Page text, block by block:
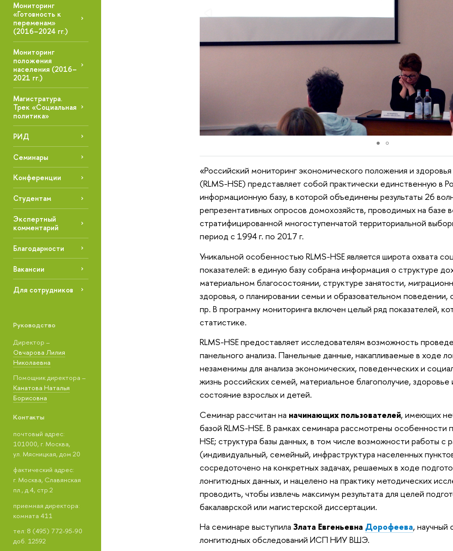
Мониторинг
«Готовность к
переменам»
(2016–2024 гг.)
Мониторинг
положения
населения (2016–
2021 гг.)
Магистратура.
Трек «Социальная
политика»
РИД
Семинары
Конференции
Студентам
Экспертный
комментарий
Благодарности
Вакансии
Для сотрудников
Руководство
Директор –
Овчарова Лилия
Николаевна
Помощник директора –
Канатова Наталья
Борисовна
Контакты
почтовый адрес:
101000, г. Москва,
ул. Мясницкая, дом 20
фактический адрес:
г. Москва, Славянская
пл., д.4, стр.2
приемная директора:
комната 411
тел: 8 (495) 772-95-90
доб. 12592
«Российский мониторинг экономического положения и
(RLMS-HSE) представляет собой практически единственную в
информационную базу, в которой объединены результаты 26
репрезентативных опросов домохозяйств, проводимых на базе
стратифицированной многоступенчатой территориальной
период с 1994 г. по 2017 г.
Уникальной особенностью RLMS-HSE является широта охвата
показателей: в единую базу собрана информация о структуре
материальном благосостоянии, структуре занятости,
здоровья, о планировании семьи и образовательном поведении,
пр. В программу мониторинга включен целый ряд показателей,
статистике.
RLMS-HSE предоставляет исследователям возможность
панельного анализа. Панельные данные, накапливаемые в ходе
незаменимы для анализа экономических, поведенческих и
жизнь российских семей, материальное благополучие, здоровье
состояние взрослых и детей.
Семинар рассчитан на начинающих пользователей, имеющих
базой RLMS-HSE. В рамках семинара рассмотрены особенности
HSE; структура базы данных, в том числе возможности работы с
(индивидуальный, семейный, инфраструктура населенных
сосредоточено на конкретных задачах, решаемых в ходе
лонгитюдных данных, и нацелено на практику методических
проводить, чтобы извлечь максимум результата для целей
бакалаврской или магистерской диссертации.
На семинаре выступилаЗлата Евгеньевна Дорофеева, научный
лонгитюдных обследований ИСП НИУ ВШЭ.